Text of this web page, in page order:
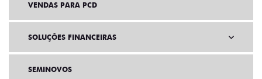
VENDAS PARA PCD
SOLUÇÕES FINANCEIRAS
SEMINOVOS